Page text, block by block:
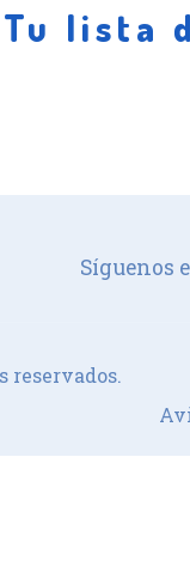
Tu lista
Síguenos
reservados.